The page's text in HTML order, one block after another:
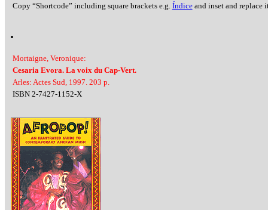
Copy “Shortcode” including square brackets e.g. Índiceand inset and replace
Mortaigne, Veronique:
Cesaria Evora. La voix du Cap-Vert.
Arles: Actes Sud, 1997. 203 p.
ISBN 2-7427-1152-X